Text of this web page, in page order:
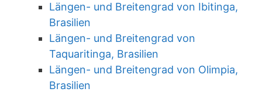
Längen- und Breitengrad von Ibitinga,
Brasilien
Längen- und Breitengrad von
Taquaritinga, Brasilien
Längen- und Breitengrad von Olimpia,
Brasilien